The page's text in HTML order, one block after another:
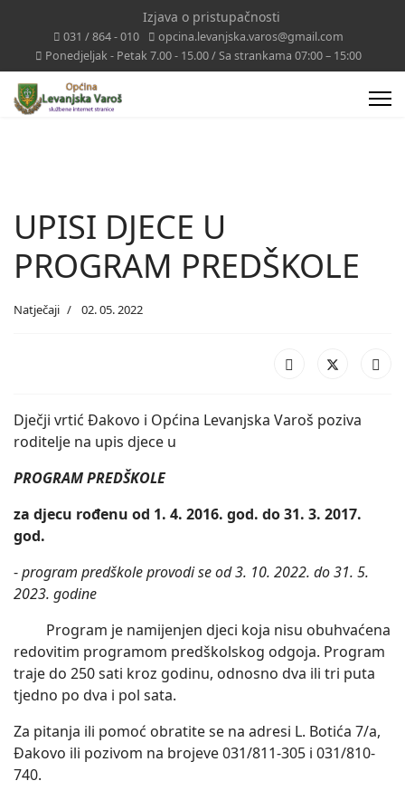
Izjava o pristupačnosti
031 / 864 - 010
opcina.levanjska.varos@gmail.com
Ponedjeljak - Petak 7.00 - 15.00 / Sa strankama 07:00 – 15:00
UPISI DJECE U
PROGRAM PREDŠKOLE
Natječaji 02. 05. 2022
Dječji vrtić Đakovo i Općina Levanjska Varoš poziva
roditelje na upis djece u
PROGRAM PREDŠKOLE
za djecu rođenu od 1. 4. 2016. god. do 31. 3. 2017.
god.
-program predškole provodi se od 3. 10. 2022. do 31. 5.
2023. godine
Program je namijenjen djeci koja nisu obuhvaćena
redovitim programom predškolskog odgoja. Program
traje do 250 sati kroz godinu, odnosno dva ili tri puta
tjedno po dva i pol sata.
Za pitanja ili pomoć obratite se na adresi L. Botića 7/a,
Đakovo ili pozivom na brojeve 031/811-305 i 031/810-
740.